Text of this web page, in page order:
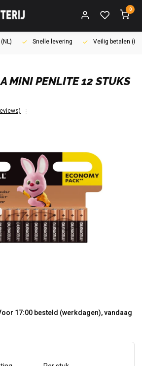
0
Snelle levering Veilig betalen
MINI PENLITE 12 STUKS
17:00 besteld (werkdagen), vandaag